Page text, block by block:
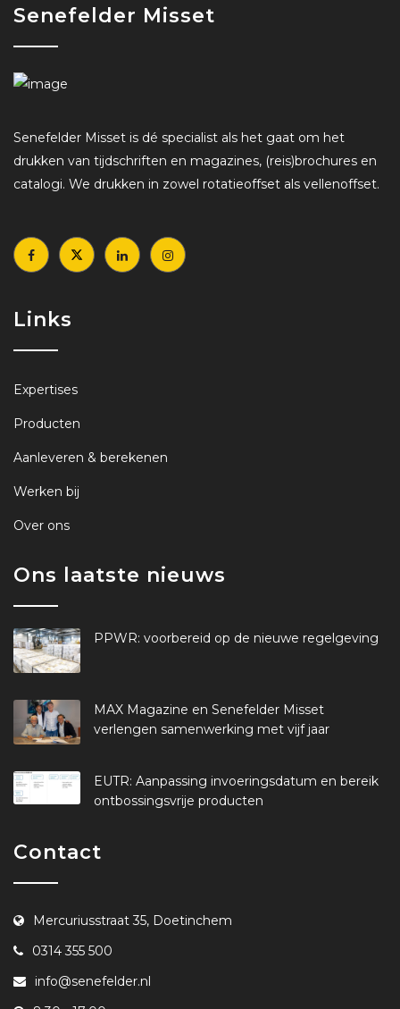
Senefelder Misset
Senefelder Misset is dé specialist als het gaat om het
drukken van tijdschriften en magazines, (reis)brochures en
catalogi. We drukken in zowel rotatieoffset als vellenoffset.
Links
Expertises
Producten
Aanleveren & berekenen
Werken bij
Over ons
Ons laatste nieuws
PPWR: voorbereid op de nieuwe regelgeving
MAX Magazine en Senefelder Misset
verlengen samenwerking met vijf jaar
EUTR: Aanpassing invoeringsdatum en bereik
ontbossingsvrije producten
Contact
Mercuriusstraat 35, Doetinchem
0314 355 500
info@senefelder.nl